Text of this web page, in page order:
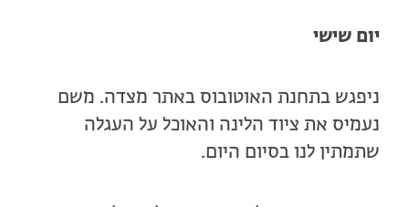
יום שישי
ניפגש בתחנת האוטובוס באתר מצדה. משם
נעמיס את ציוד הלינה והאוכל על העגלה
שתמתין לנו בסיום היום.